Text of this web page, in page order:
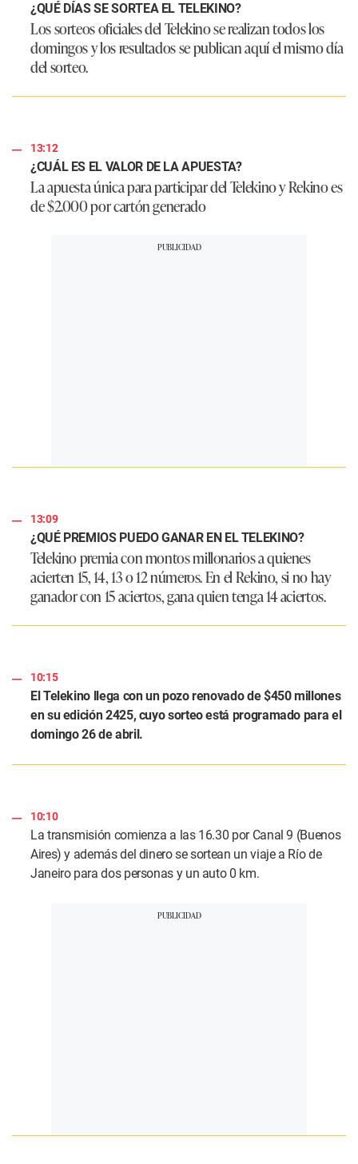
¿QUÉ DÍAS SE SORTEA EL TELEKINO?
Los sorteos oficiales del Telekino se realizan todos los
domingos y los resultados se publican aquí el mismo día
del sorteo.
13:12
¿CUÁL ES EL VALOR DE LA APUESTA?
La apuesta única para participar del Telekino y Rekino es
de $2.000 por cartón generado
13:09
¿QUÉ PREMIOS PUEDO GANAR EN EL TELEKINO?
Telekino premia con montos millonarios a quienes
acierten 15, 14, 13 o 12 números. En el Rekino, si no hay
ganador con 15 aciertos, gana quien tenga 14 aciertos.
10:15
El Telekino llega con un pozo renovado de $450 millones
en su edición 2425, cuyo sorteo está programado para el
domingo 26 de abril.
10:10
La transmisión comienza a las 16.30 por Canal 9 (Buenos
Aires) y además del dinero se sortean un viaje a Río de
Janeiro para dos personas y un auto 0 km.